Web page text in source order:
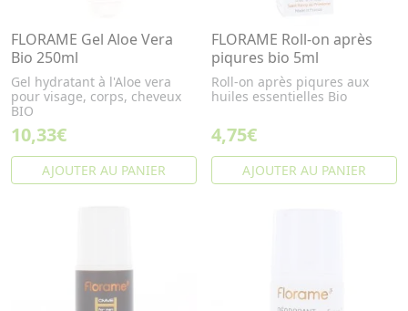
FLORAME Gel Aloe Vera
Bio 250ml
Gel hydratant à l'Aloe vera
pour visage, corps, cheveux
BIO
10,33€
AJOUTER AU PANIER
FLORAME Roll-on après
piqures bio 5ml
Roll-on après piqures aux
huiles essentielles Bio
4,75€
AJOUTER AU PANIER